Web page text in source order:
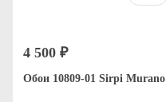
4 500 ₽
Обои 10809-01 Sirpi Murano